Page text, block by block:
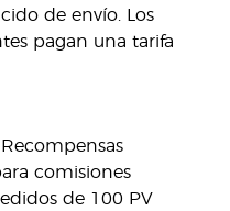
de envío. Los
pagan una tarifa
Recompensas
comisiones
de 100 PV